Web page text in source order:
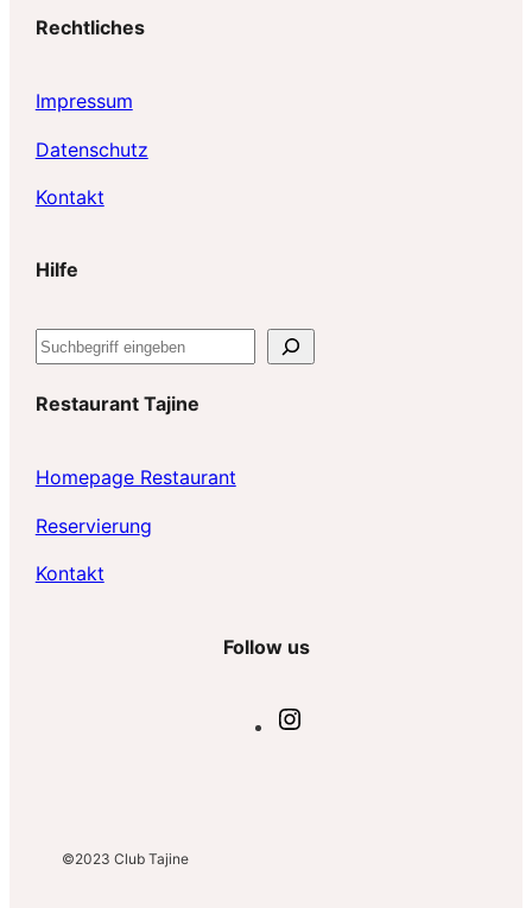
Rechtliches
Impressum
Datenschutz
Kontakt
Hilfe
S
u
c
n
Restaurant Tajine
Homepage Restaurant
Reservierung
Kontakt
Follow us
©2023 Club Tajine